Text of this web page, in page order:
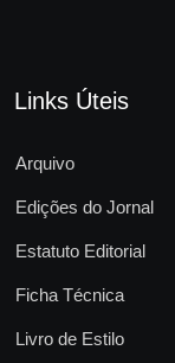
Links Úteis
Arquivo
Edições do Jornal
Estatuto Editorial
Ficha Técnica
Livro de Estilo